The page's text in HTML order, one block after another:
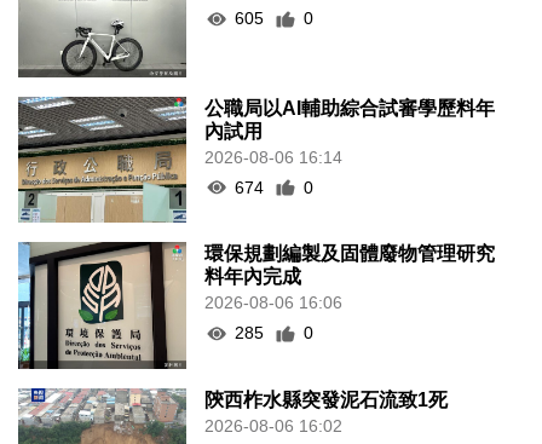
605
0
公職局以AI輔助綜合試審學歷料年
內試用
2026-08-06 16:14
674
0
環保規劃編製及固體廢物管理研究
料年內完成
2026-08-06 16:06
285
0
陝西柞水縣突發泥石流致1死
2026-08-06 16:02